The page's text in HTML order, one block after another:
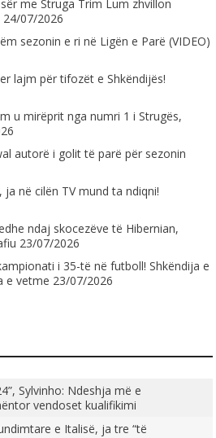
me Struga Trim Lum zhvillon
24/07/2026
sezonin e ri në Ligën e Parë (VIDEO)
lajm për tifozët e Shkëndijës!
u mirëprit nga numri 1 i Strugës,
autorë i golit të parë për sezonin
ja në cilën TV mund ta ndiqni!
ndaj skocezëve të Hibernian,
23/07/2026
i 35-të në futboll! Shkëndija e
e vetme 23/07/2026
Sylvinho: Ndeshja më e
vendoset kualifikimi
e Italisë, ja tre “të